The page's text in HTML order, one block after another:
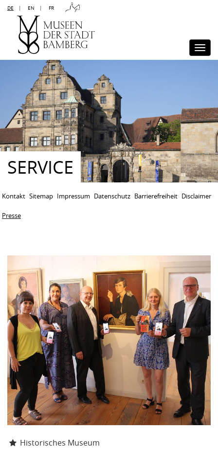
DE EN FR
Kontakt Sitemap Impressum
Disclaimer
Presse
SERVICE
Kontakt Sitemap Impressum Datenschutz Barrierefreiheit Disclaimer
Presse
Historisches Museum